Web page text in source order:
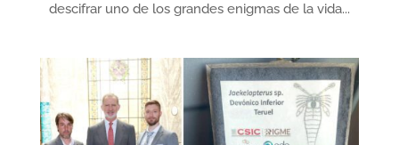
descifrar uno de los grandes enigmas de la vida...